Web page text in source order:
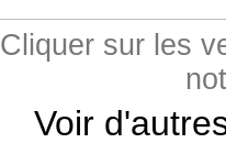
Cliquer sur les
Voir